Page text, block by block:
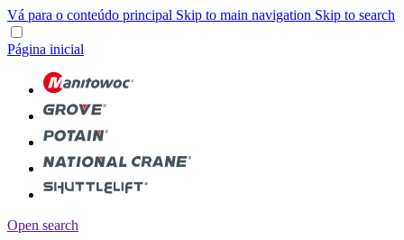
Vá para o conteúdo principal Skip to main navigation Skip to search
Página inicial
Open search